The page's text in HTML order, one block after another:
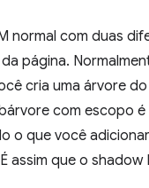
normal com duas
página.
cria uma árvore
com escopo
o que você
assim que o